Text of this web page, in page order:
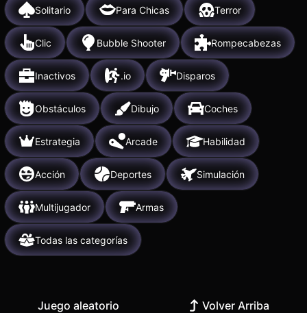
Solitario Para Chicas Terror
Clic Bubble Shooter Rompecabezas
Inactivos .io Disparos
Obstáculos Dibujo Coches
Estrategia Arcade Habilidad
Acción Deportes Simulación
Multijugador Armas
Todas las categorías
Juego aleatorio Volver Arriba